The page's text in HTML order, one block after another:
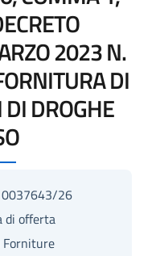
2023 N.
DI
DI DROGHE
0037643/26
di offerta
Forniture